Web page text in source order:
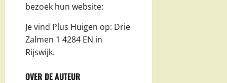
bezoek hun website:
Je vind Plus Huigen op: Drie
Zalmen 1 4284 EN in
Rijswijk.
OVER DE AUTEUR